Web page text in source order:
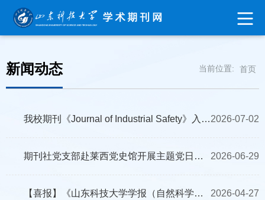
新闻动态 当前位置: 首页
2026-07-02
我校期刊《Journal of Industrial Safety》入选 EI、Scopus数据库
2026-06-29
期刊社党支部赴莱西党史馆开展主题党日活动
2026-04-27
【喜报】《山东科技大学学报（自然科学版）》荣获“百佳科技期刊”